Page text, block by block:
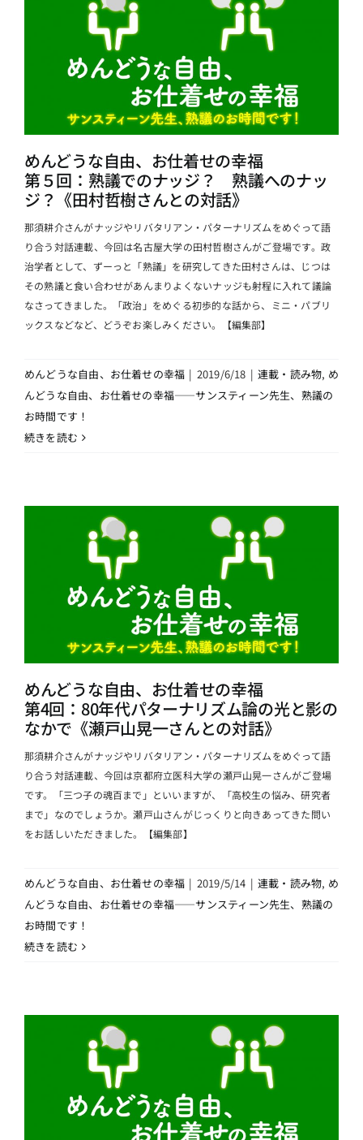
めんどうな自由、お仕着せの幸福
第５回：熟議でのナッジ？ 熟議へのナッ
ジ？《田村哲樹さんとの対話》
那須耕介さんがナッジやリバタリアン・パターナリズムをめぐって語
り合う対話連載、今回は名古屋大学の田村哲樹さんがご登場です。政
治学者として、ずーっと「熟議」を研究してきた田村さんは、じつは
その熟議と食い合わせがあんまりよくないナッジも射程に入れて議論
なさってきました。「政治」をめぐる初歩的な話から、ミニ・パブリ
ックスなどなど、どうぞお楽しみください。【編集部】
めんどうな自由、お仕着せの幸福 | 2019/6/18 | 連載・読み物, め
んどうな自由、お仕着せの幸福――サンスティーン先生、熟議の
お時間です！
続きを読む
めんどうな自由、お仕着せの幸福
第4回：80年代パターナリズム論の光と影の
なかで《瀬戸山晃一さんとの対話》
那須耕介さんがナッジやリバタリアン・パターナリズムをめぐって語
り合う対話連載、今回は京都府立医科大学の瀬戸山晃一さんがご登場
です。「三つ子の魂百まで」といいますが、「高校生の悩み、研究者
まで」なのでしょうか。瀬戸山さんがじっくりと向きあってきた問い
をお話しいただきました。【編集部】
めんどうな自由、お仕着せの幸福 | 2019/5/14 | 連載・読み物, め
んどうな自由、お仕着せの幸福――サンスティーン先生、熟議の
お時間です！
続きを読む